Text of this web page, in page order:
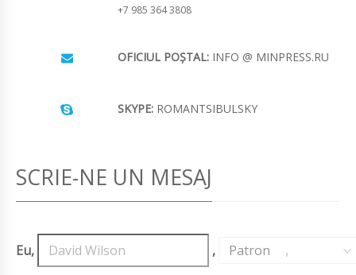
+7 985 364 3808
OFICIUL POȘTAL: INFO @ MINPRESS.RU
SKYPE: ROMANTSIBULSKY
SCRIE-NE UN MESAJ
Eu, , Patron ,